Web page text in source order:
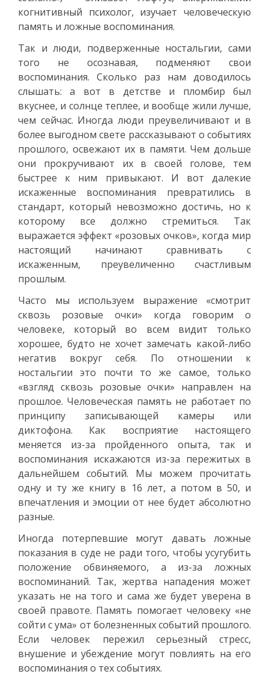
когнитивный психолог, изучает человеческую
память и ложные воспоминания.
Так и люди, подверженные ностальгии, сами
того не осознавая, подменяют свои
воспоминания. Сколько раз нам доводилось
слышать: а вот в детстве и пломбир был
вкуснее, и солнце теплее, и вообще жили лучше,
чем сейчас. Иногда люди преувеличивают и в
более выгодном свете рассказывают о событиях
прошлого, освежают их в памяти. Чем дольше
они прокручивают их в своей голове, тем
быстрее к ним привыкают. И вот далекие
искаженные воспоминания превратились в
стандарт, который невозможно достичь, но к
которому все должно стремиться. Так
выражается эффект «розовых очков», когда мир
настоящий начинают сравнивать с
искаженным, преувеличенно счастливым
прошлым.
Часто мы используем выражение «смотрит
сквозь розовые очки» когда говорим о
человеке, который во всем видит только
хорошее, будто не хочет замечать какой-либо
негатив вокруг себя. По отношении к
ностальгии это почти то же самое, только
«взгляд сквозь розовые очки» направлен на
прошлое. Человеческая память не работает по
принципу записывающей камеры или
диктофона. Как восприятие настоящего
меняется из-за пройденного опыта, так и
воспоминания искажаются из-за пережитых в
дальнейшем событий. Мы можем прочитать
одну и ту же книгу в 16 лет, а потом в 50, и
впечатления и эмоции от нее будет абсолютно
разные.
Иногда потерпевшие могут давать ложные
показания в суде не ради того, чтобы усугубить
положение обвиняемого, а из-за ложных
воспоминаний. Так, жертва нападения может
указать не на того и сама же будет уверена в
своей правоте. Память помогает человеку «не
сойти с ума» от болезненных событий прошлого.
Если человек пережил серьезный стресс,
внушение и убеждение могут повлиять на его
воспоминания о тех событиях.